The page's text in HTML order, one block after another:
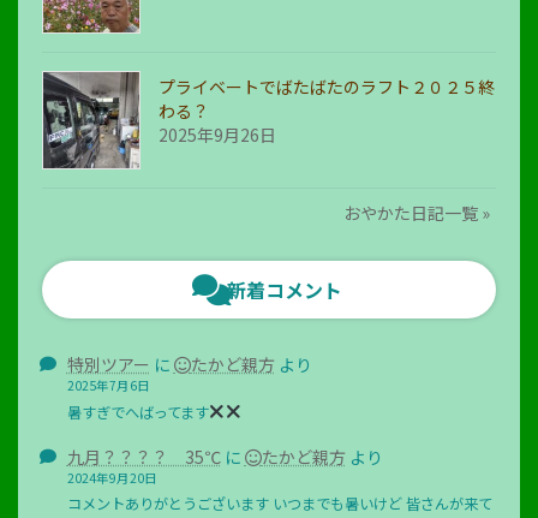
プライベートでばたばたのラフト２０２５終
わる？
2025年9月26日
おやかた日記一覧 »
新着コメント
特別ツアー に たかど親方より
2025年7月6日
暑すぎでへばってます
九月？？？？ 35℃に たかど親方より
2024年9月20日
コメントありがとうございます いつまでも暑いけど 皆さんが来て